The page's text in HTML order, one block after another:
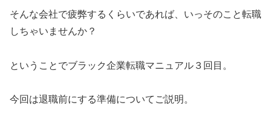
そんな会社で疲弊するくらいであれば、いっそのこと転職
しちゃいませんか？
ということでブラック企業転職マニュアル３回目。
今回は退職前にする準備についてご説明。